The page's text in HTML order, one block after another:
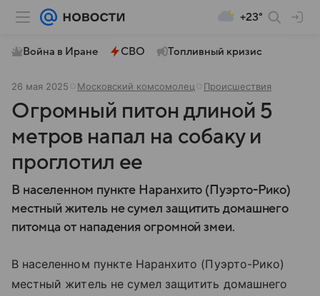
+23°
Война в Иране СВО Топливный кризис
26 мая 2025 Московский комсомолец Происшествия
Огромный питон длиной 5
метров напал на собаку и
проглотил ее
В населенном пункте Наранхито (Пуэрто-Рико)
местный житель не сумел защитить домашнего
питомца от нападения огромной змеи.
В населенном пункте Наранхито (Пуэрто-Рико)
местный житель не сумел защитить домашнего